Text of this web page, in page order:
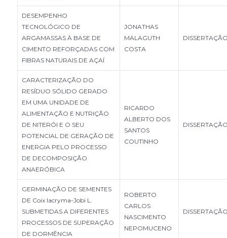
DESEMPENHO
TECNOLÓGICO DE
ARGAMASSAS À BASE DE
CIMENTO REFORÇADAS COM
FIBRAS NATURAIS DE AÇAÍ
JONATHAS
MALAGUTH
COSTA
CARACTERIZAÇÃO DO
RESÍDUO SÓLIDO GERADO
EM UMA UNIDADE DE
ALIMENTAÇÃO E NUTRIÇÃO
DE NITERÓI E O SEU
POTENCIAL DE GERAÇÃO DE
ENERGIA PELO PROCESSO
DE DECOMPOSIÇÃO
ANAERÓBICA
RICARDO
ALBERTO DOS
SANTOS
COUTINHO
GERMINAÇÃO DE SEMENTES
DE Coix lacryma-Jobi L.
SUBMETIDAS A DIFERENTES
PROCESSOS DE SUPERAÇÃO
DE DORMÊNCIA
ROBERTO
CARLOS
NASCIMENTO
NEPOMUCENO